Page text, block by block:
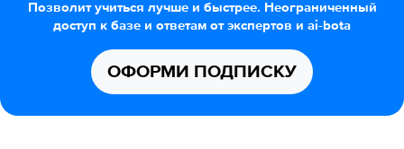
Позволит учиться лучше и быстрее. Неограниченный
доступ к базе и ответам от экспертов и ai-bota
ОФОРМИ ПОДПИСКУ